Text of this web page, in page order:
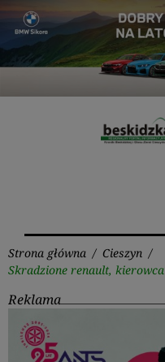
Przejdź
treści
Strona główna / Cieszyn /
Skradzione renault,
Reklama